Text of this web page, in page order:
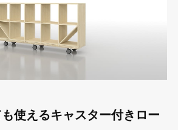
使えるキャスター付きロー